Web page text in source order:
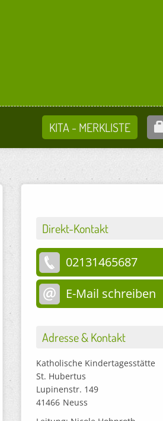
KITA - MERKLISTE
Direkt-Kontakt
02131465687
E-Mail schreiben
Adresse & Kontakt
Katholische Kindertagesstätte
St. Hubertus
Lupinenstr. 149
41466 Neuss